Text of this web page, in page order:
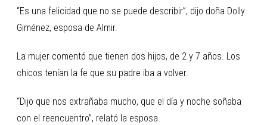
“Es una felicidad que no se puede describir”, dijo doña Dolly
Giménez, esposa de Almir.
La mujer comentó que tienen dos hijos, de 2 y 7 años. Los
chicos tenían la fe que su padre iba a volver.
“Dijo que nos extrañaba mucho, que el día y noche soñaba
con el reencuentro”, relató la esposa.